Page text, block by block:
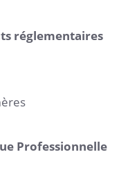
réglementaires
Professionnelle